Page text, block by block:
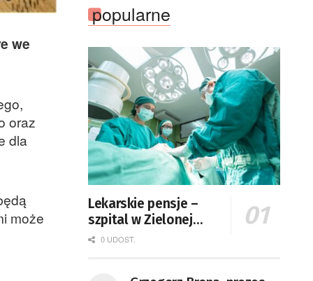
we
oraz
dla
może
popularne
Lekarskie pensje –
szpital w Zielonej
Górze podaje dane
0 UDOST.